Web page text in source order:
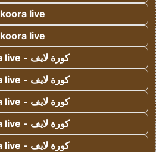
koora live
koora live
كورة لايف - koora live
كورة لايف - koora live
كورة لايف - koora live
كورة لايف - koora live
كورة لايف - koora live